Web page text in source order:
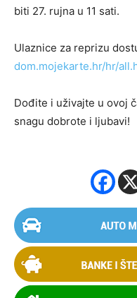
biti 27. rujna u 11 sati.
Ulaznice za reprizu
dom.mojekarte.hr/hr/
Dođite i uživajte u ovoj
snagu dobrote i ljubavi!